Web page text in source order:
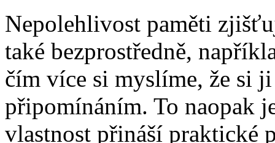
Nepolehlivost paměti
také bezprostředně,
čím více si myslíme, že si
připomínáním. To naopak
vlastnost přináší praktické